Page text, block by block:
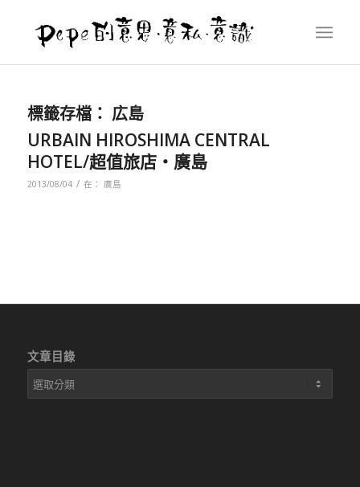
標籤存檔： 広島
URBAIN HIROSHIMA CENTRAL
HOTEL/超值旅店‧廣島
2013/08/04 / 在： 廣島
文章目錄
文
章